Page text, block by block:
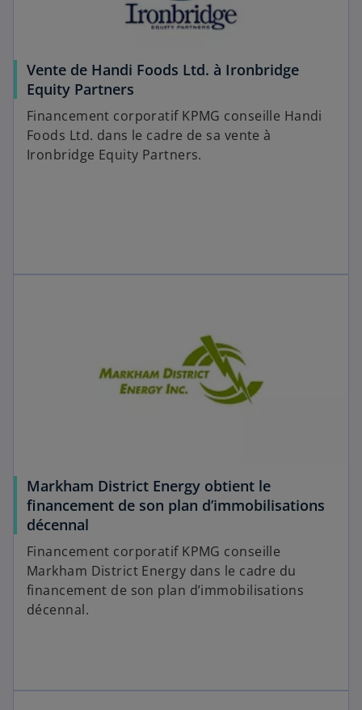
Vente de Handi Foods Ltd. à Ironbridge
Equity Partners
Financement corporatif KPMG conseille Handi
Foods Ltd. dans le cadre de sa vente à
Ironbridge Equity Partners.
Markham District Energy obtient le
financement de son plan d’immobilisations
décennal
Financement corporatif KPMG conseille
Markham District Energy dans le cadre du
financement de son plan d’immobilisations
décennal.